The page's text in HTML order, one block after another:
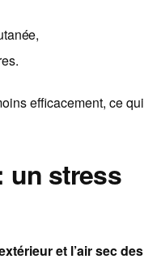
efficacement, ce qui
un stress
et l’air sec des